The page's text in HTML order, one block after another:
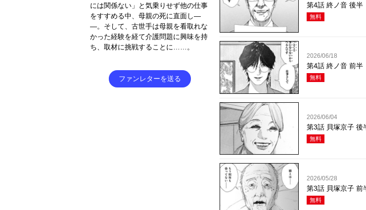
には関係ない」と気乗りせず他の仕事
をすすめる中、母親の死に直面し―
―。そして、古世手は母親を看取れな
かった経験を経て介護問題に興味を持
ち、取材に挑戦することに……。
ファンレターを送る
第4話 終ノ音 後半
無料
2026/06/18
第4話 終ノ音 前半
無料
2026/06/04
第3話 貝塚京子 後
無料
2026/05/28
第3話 貝塚京子 前
無料